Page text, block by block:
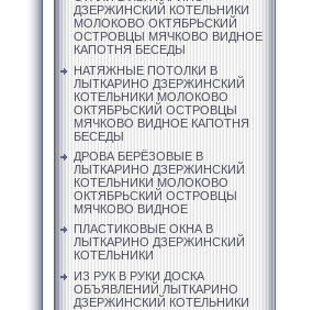
ДЗЕРЖИНСКИЙ КОТЕЛЬНИКИ
МОЛОКОВО ОКТЯБРЬСКИЙ
ОСТРОВЦЫ МЯЧКОВО ВИДНОЕ
КАПОТНЯ БЕСЕДЫ
НАТЯЖНЫЕ ПОТОЛКИ В
ЛЫТКАРИНО ДЗЕРЖИНСКИЙ
КОТЕЛЬНИКИ МОЛОКОВО
ОКТЯБРЬСКИЙ ОСТРОВЦЫ
МЯЧКОВО ВИДНОЕ КАПОТНЯ
БЕСЕДЫ
ДРОВА БЕРЁЗОВЫЕ В
ЛЫТКАРИНО ДЗЕРЖИНСКИЙ
КОТЕЛЬНИКИ МОЛОКОВО
ОКТЯБРЬСКИЙ ОСТРОВЦЫ
МЯЧКОВО ВИДНОЕ
ПЛАСТИКОВЫЕ ОКНА В
ЛЫТКАРИНО ДЗЕРЖИНСКИЙ
КОТЕЛЬНИКИ
ИЗ РУК В РУКИ ДОСКА
ОБЪЯВЛЕНИЙ ЛЫТКАРИНО
ДЗЕРЖИНСКИЙ КОТЕЛЬНИКИ